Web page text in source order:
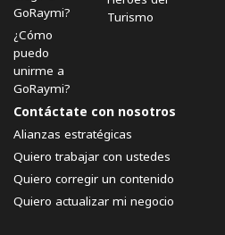
GoRaymi?
¿Cómo
puedo
unirme a
GoRaymi?
Turismo
Contáctate con nosotros
Alianzas estratégicas
Quiero trabajar con ustedes
Quiero corregir un contenido
Quiero actualizar mi negocio